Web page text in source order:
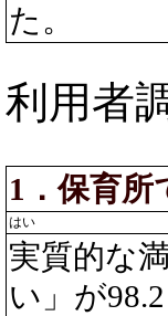
た。
利用者
1．保育
はい
実質的な
い」が